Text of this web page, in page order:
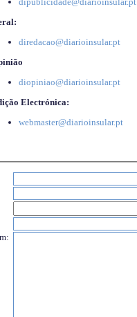
diredacao@diarioinsular.pt
diopiniao@diarioinsular.pt
Electrónica:
webmaster@diarioinsular.pt